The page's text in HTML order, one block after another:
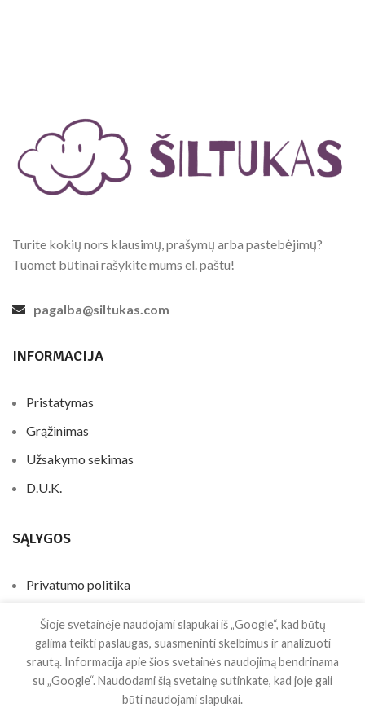
Turite kokių nors klausimų, prašymų arba pastebėjimų?
Tuomet būtinai rašykite mums el. paštu!
pagalba@siltukas.com
INFORMACIJA
Pristatymas
Grąžinimas
Užsakymo sekimas
D.U.K.
SĄLYGOS
Privatumo politika
Slapukų politika
Kontaktai
Šioje svetainėje naudojami slapukai iš „Google“, kad būtų
galima teikti paslaugas, suasmeninti skelbimus ir analizuoti
srautą. Informacija apie šios svetainės naudojimą bendrinama
su „Google“. Naudodami šią svetainę sutinkate, kad joje gali
būti naudojami slapukai.